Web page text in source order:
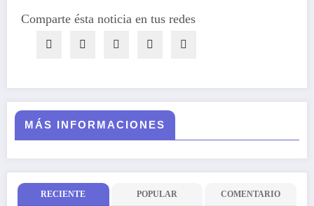
Comparte ésta noticia en tus redes
MÁS INFORMACIONES
RECIENTE POPULAR COMENTARIO